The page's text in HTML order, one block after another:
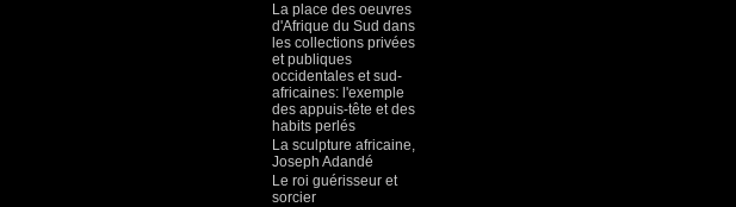
La place des oeuvres
d'Afrique du Sud dans
les collections privées
et publiques
occidentales et sud-
africaines: l'exemple
des appuis-tête et des
habits perlés
La sculpture africaine,
Joseph Adandé
Le roi guérisseur et
sorcier